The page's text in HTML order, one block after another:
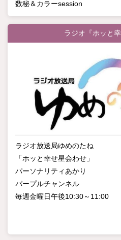
数秘＆カラーsession
ラジオ『ホッと
ラジオ放送局ゆめのたね
「ホッと幸せ星会わせ」
パーソナリティあかり
パープルチャンネル
毎週金曜日午後10:30～11:00